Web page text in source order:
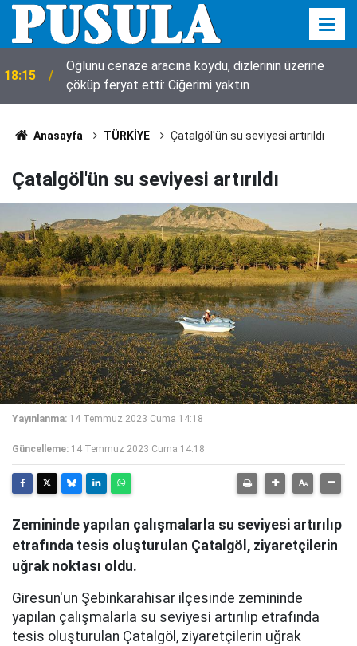
18:12
Konya’da bugün neler oldu? İşte 7 Ağustos Cuma
günü olup bitenler…
Anasayfa TÜRKİYE Çatalgöl'ün su seviyesi artırıldı
Çatalgöl'ün su seviyesi artırıldı
Yayınlanma: 14 Temmuz 2023 Cuma 14:18
Güncelleme: 14 Temmuz 2023 Cuma 14:18
Zemininde yapılan çalışmalarla su seviyesi artırılıp
etrafında tesis oluşturulan Çatalgöl, ziyaretçilerin
uğrak noktası oldu.
Giresun'un Şebinkarahisar ilçesinde zemininde
yapılan çalışmalarla su seviyesi artırılıp etrafında
tesis oluşturulan Çatalgöl, ziyaretçilerin uğrak